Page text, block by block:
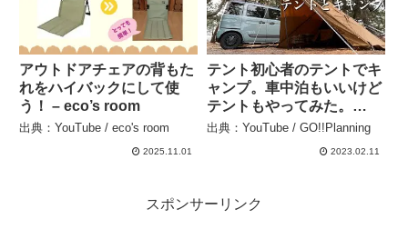
アウトドアチェアの背もた
れをハイバックにして使
う！ – eco’s room
出典：YouTube / eco's room
2025.11.01
テント初心者のテントでキ
ャンプ。車中泊もいいけど
テントもやってみた。
【WAQ Alpha TC TIPI】
出典：YouTube / GO!!Planning
2023.02.11
スポンサーリンク